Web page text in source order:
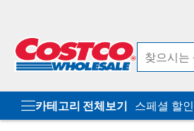
카테고리 전체보기 스페셜 할인